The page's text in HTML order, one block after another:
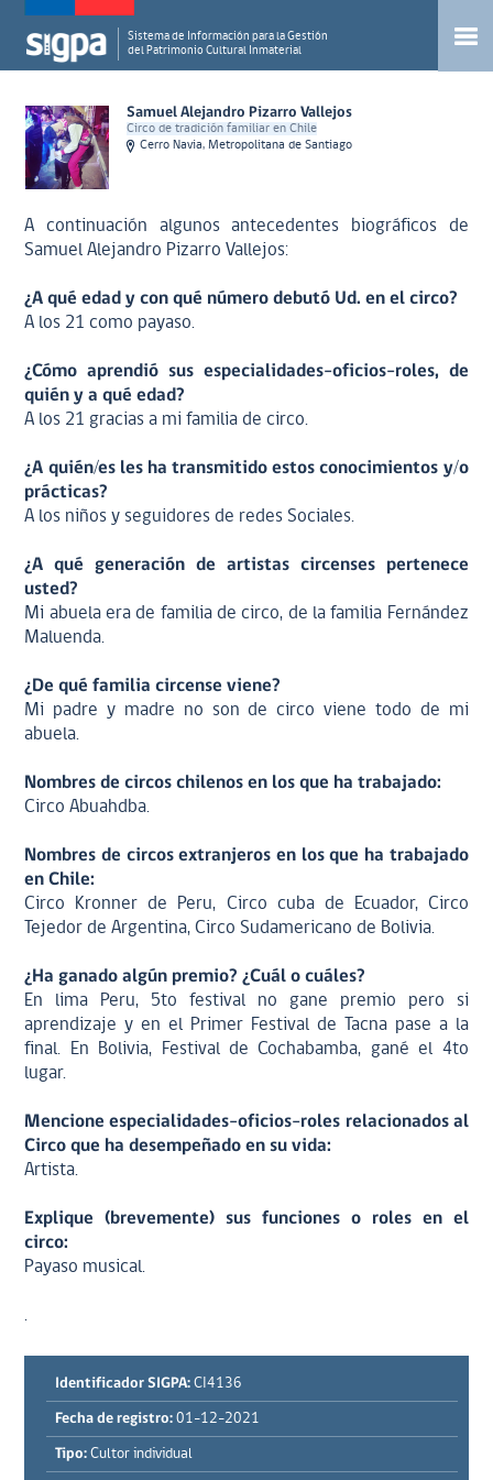
Sistema de Información para la Gestión
del Patrimonio Cultural Inmaterial
Samuel Alejandro Pizarro Vallejos
Circo de tradición familiar en Chile
Cerro Navia, Metropolitana de Santiago
A continuación algunos antecedentes biográficos de
Samuel Alejandro Pizarro Vallejos:
¿A qué edad y con qué número debutó Ud. en el circo?
A los 21 como payaso.
¿Cómo aprendió sus especialidades-oficios-roles, de
quién y a qué edad?
A los 21 gracias a mi familia de circo.
¿A quién/es les ha transmitido estos conocimientos y/o
prácticas?
A los niños y seguidores de redes Sociales.
¿A qué generación de artistas circenses pertenece
usted?
Mi abuela era de familia de circo, de la familia Fernández
Maluenda.
¿De qué familia circense viene?
Mi padre y madre no son de circo viene todo de mi
abuela.
Nombres de circos chilenos en los que ha trabajado:
Circo Abuahdba.
Nombres de circos extranjeros en los que ha trabajado
en Chile:
Circo Kronner de Peru, Circo cuba de Ecuador, Circo
Tejedor de Argentina, Circo Sudamericano de Bolivia.
¿Ha ganado algún premio? ¿Cuál o cuáles?
En lima Peru, 5to festival no gane premio pero si
aprendizaje y en el Primer Festival de Tacna pase a la
final. En Bolivia, Festival de Cochabamba, gané el 4to
lugar.
Mencione especialidades-oficios-roles relacionados al
Circo que ha desempeñado en su vida:
Artista.
Explique (brevemente) sus funciones o roles en el
circo:
Payaso musical.
.
Identificador SIGPA: CI4136
Fecha de registro: 01-12-2021
Tipo: Cultor individual